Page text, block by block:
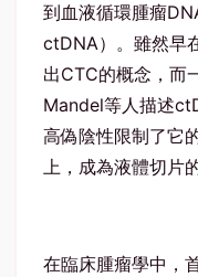
到血液循環腫瘤
ctDNA）。雖然早
出CTC的概念，而
Mandel等人描述
高偽陰性限制了它
上，成為液體切片
在臨床腫瘤學中，